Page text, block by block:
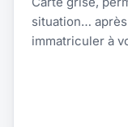
situation…
immatriculer à